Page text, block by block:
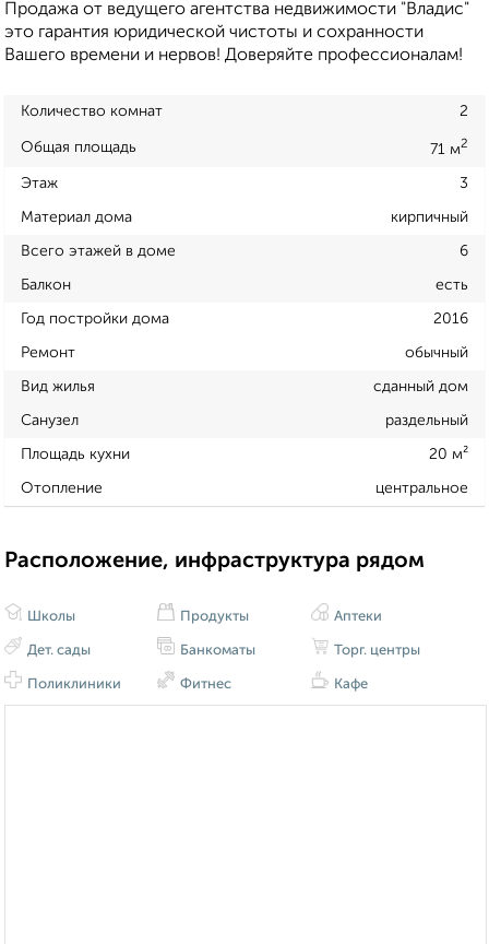
Продажа от ведущего агентства недвижимости "Владис"
это гарантия юридической чистоты и сохранности
Вашего времени и нервов! Доверяйте профессионалам!
Количество комнат 2
Общая площадь 71 м2
Этаж 3
Материал дома кирпичный
Всего этажей в доме 6
Балкон есть
Год постройки дома 2016
Ремонт обычный
Вид жилья сданный дом
Санузел раздельный
Площадь кухни 20 м²
Отопление центральное
Расположение, инфраструктура рядом
Школы
Дет. сады
Поликлиники
Продукты
Банкоматы
Фитнес
Аптеки
Торг. центры
Кафе